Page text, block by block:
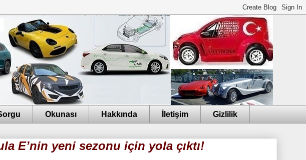
Okunası Hakkında İletişim Gizlilik
E’nin yeni sezonu için yola çıktı!